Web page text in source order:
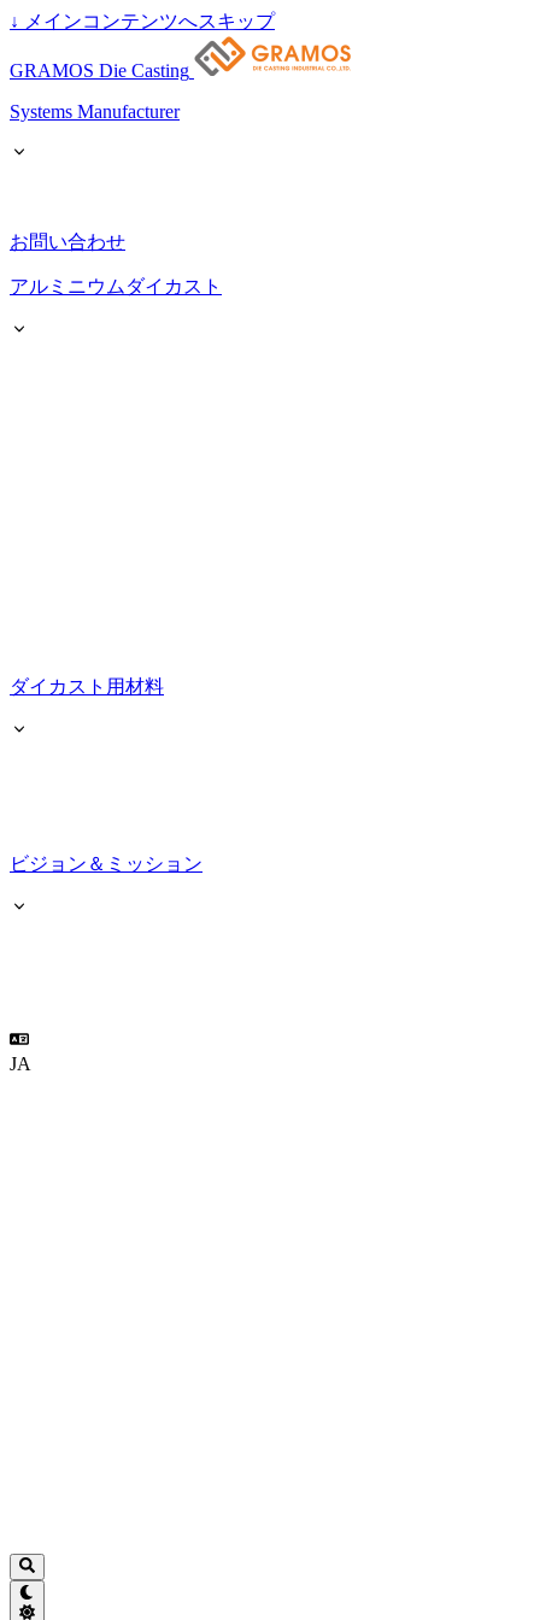
↓ メインコンテンツへスキップ
GRAMOS Die Casting
Systems Manufacturer
お問い合わせ
アルミニウムダイカスト
ダイカスト用材料
ビジョン＆ミッション
JA